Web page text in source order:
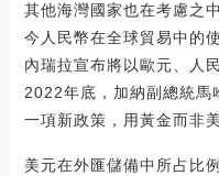
其他海灣國家也在考慮之
今人民幣在全球貿易中的
內瑞拉宣布將以歐元、人
2022年底，加納副總統馬
一項新政策，用黃金而非
美元在外匯儲備中所占比